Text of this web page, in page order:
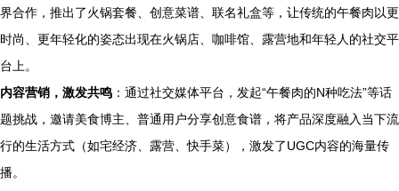
界合作，推出了火锅套餐、创意菜谱、联名礼盒等，让传统的午餐肉以更
时尚、更年轻化的姿态出现在火锅店、咖啡馆、露营地和年轻人的社交平
台上。
内容营销，激发共鸣 ：通过社交媒体平台，发起“午餐肉的N种吃法”等话
题挑战，邀请美食博主、普通用户分享创意食谱，将产品深度融入当下流
行的生活方式（如宅经济、露营、快手菜），激发了UGC内容的海量传
播。